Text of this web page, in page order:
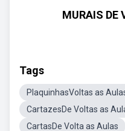
MURAIS DE
Tags
PlaquinhasVoltas as
CartazesDe Voltas as
CartasDe Volta as Aulas